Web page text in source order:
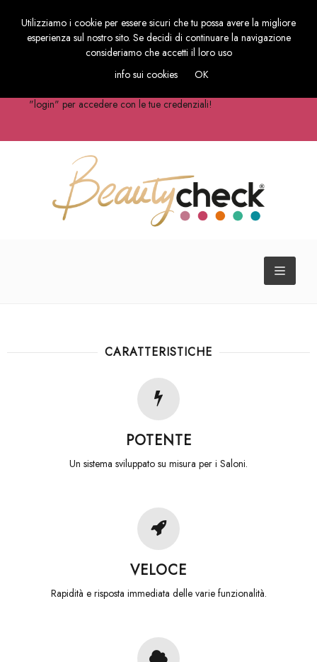
LOGIN
Accedi al tuo
Account
"login" per accedere con le tue credenziali!
CARATTERISTICHE
POTENTE
Un sistema sviluppato su misura per i Saloni.
VELOCE
Rapidità e risposta immediata delle varie funzionalità.
Utilizziamo i cookie per essere sicuri che tu possa avere la migliore
esperienza sul nostro sito. Se decidi di continuare la navigazione
consideriamo che accetti il loro uso
info sui cookies
OK